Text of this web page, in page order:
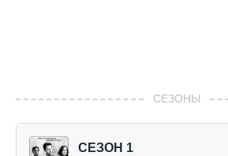
СЕЗОНЫ
СЕЗОН 1